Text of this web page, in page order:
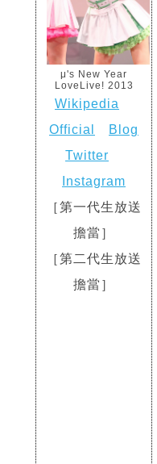
μ's New Year
LoveLive! 2013
Wikipedia
Official
Blog
Twitter
Instagram
［第一代生放送
擔當 ］
［第二代生放送
擔當］